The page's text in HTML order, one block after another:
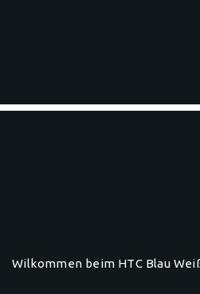
Wilkommen beim HTC Blau